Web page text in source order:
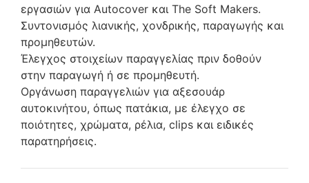
εργασιών για Autocover και The Soft Makers.
Συντονισμός λιανικής, χονδρικής, παραγωγής και
προμηθευτών.
Έλεγχος στοιχείων παραγγελίας πριν δοθούν
στην παραγωγή ή σε προμηθευτή.
Οργάνωση παραγγελιών για αξεσουάρ
αυτοκινήτου, όπως πατάκια, με έλεγχο σε
ποιότητες, χρώματα, ρέλια, clips και ειδικές
παρατηρήσεις.